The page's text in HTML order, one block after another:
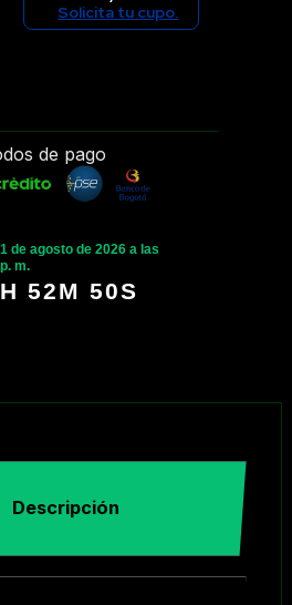
Solicita tu cupo.
de agosto de 2026 a las
m.
52M 49S
Descripción